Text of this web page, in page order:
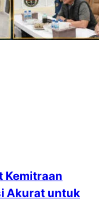
Kemitraan
Akurat untuk